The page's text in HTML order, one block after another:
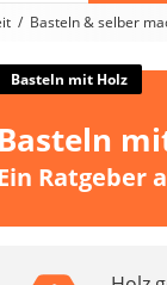
nach
Basteln & selber
Basteln mit Holz
Basteln
Ratgeber